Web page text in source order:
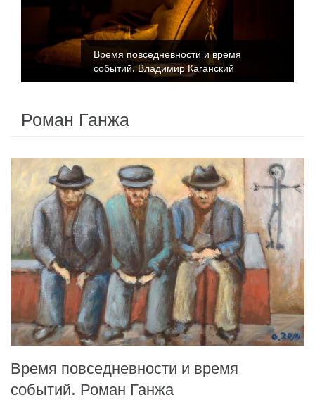
Время повседневности и время
событий. Владимир Каганский
Роман Ганжа
Время повседневности и время
событий. Роман Ганжа